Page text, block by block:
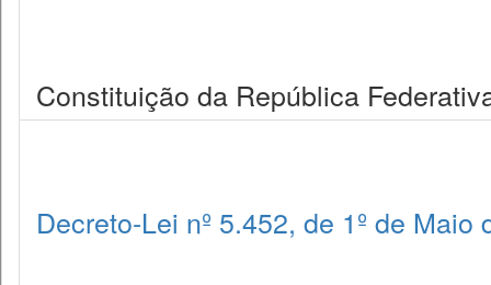
Constituição da República
Decreto-Lei nº 5.452, de 1º de Maio